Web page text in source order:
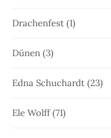
Drachenfest (1)
Dünen (3)
Edna Schuchardt (23)
Ele Wolff(71)